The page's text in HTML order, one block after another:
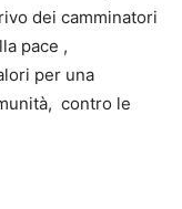
dei camminatori
pace ,
per una
contro le